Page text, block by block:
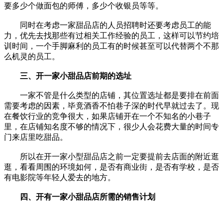
要多少个做面包的师傅，多少个收银员等等。
同时在考虑一家甜品店的人员招聘时还要考虑员工的能
力，优先去找那些有过相关工作经验的员工，这样可以节约培
训时间，一个手脚麻利的员工有的时候甚至可以代替两个不那
么机灵的员工。
三、开一家小甜品店前期的选址
一家不管是什么类型的店铺，其位置选址都是要排在前面
需要考虑的因素，毕竟酒香不怕巷子深的时代早就过去了。现
在餐饮行业的竞争很大，如果店铺开在一个不知名的小巷子
里，在店铺知名度不够的情况下，很少人会花费大量的时间专
门来店里吃甜品。
所以在开一家小型甜品店之前一定要提前去店面的附近逛
逛，看看周围的环境如何，是否有商业街，是否有学校，是否
有电影院等年轻人爱去的地方。
四、开有一家小甜品店所需的销售计划